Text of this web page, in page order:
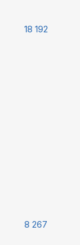
18 192
8 267